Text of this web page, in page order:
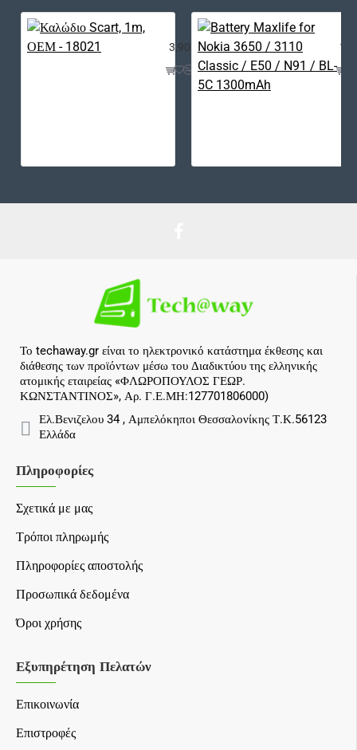
Καλώδιο Scart, 1m, ΟΕΜ - 18021
3,90€
Το techaway.gr είναι το ηλεκτρονικό κατάστημα έκθεσης και
διάθεσης των προϊόντων μέσω του Διαδικτύου της ελληνικής
ατομικής εταιρείας «ΦΛΩΡΟΠΟΥΛΟΣ ΓΕΩΡ.
ΚΩΝΣΤΑΝΤΙΝΟΣ», Αρ. Γ.Ε.ΜΗ:127701806000)
Ελ.Βενιζελου 34 , Αμπελόκηποι Θεσσαλονίκης Τ.Κ.56123
Ελλάδα
Πληροφορίες
Σχετικά με μας
Τρόποι πληρωμής
Πληροφορίες αποστολής
Προσωπικά δεδομένα
Όροι χρήσης
Εξυπηρέτηση Πελατών
Επικοινωνία
Επιστροφές